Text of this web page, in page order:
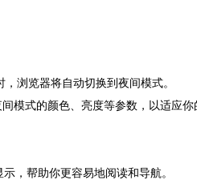
浏览器将自动切换到夜间模式。
模式的颜色、亮度等参数，以适应你
，帮助你更容易地阅读和导航。